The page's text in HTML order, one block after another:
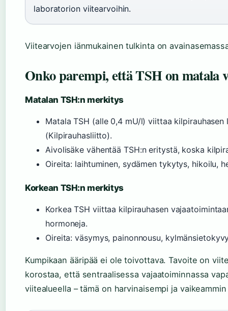
laboratorion viitearvoihin.
Viitearvojen iänmukainen tulkinta on
Onko parempi, että TSH on matala
Matalan TSH:n merkitys
Matala TSH (alle 0,4 mU/l) viittaa
(Kilpirauhasliitto).
Aivolisäke vähentää TSH:n eritystä, koska
Oireita: laihtuminen, sydämen tykytys, hikoilu,
Korkean TSH:n merkitys
Korkea TSH viittaa kilpirauhasen
hormoneja.
Oireita: väsymys, painonnousu,
Kumpikaan ääripää ei ole toivottava. Tavoite on
korostaa, että sentraalisessa vajaatoiminnassa
viitealueella – tämä on harvinaisempi ja